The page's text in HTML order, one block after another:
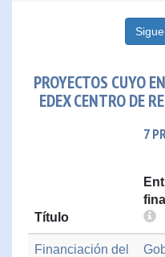
PROYECTOS CUYO
EDEX CENTRO DE
7
Título
Financiación del